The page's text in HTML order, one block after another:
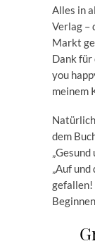
Alles in
Verlag –
Markt
Dank für
you
meinem
dem
„Auf
gefallen!